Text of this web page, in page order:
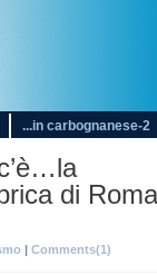
...in carbognanese-2
di
| Comments(1)